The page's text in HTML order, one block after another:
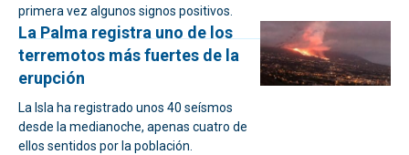
primera vez algunos signos positivos.
La Palma registra uno de los
terremotos más fuertes de la
erupción
La Isla ha registrado unos 40 seísmos
desde la medianoche, apenas cuatro de
ellos sentidos por la población.